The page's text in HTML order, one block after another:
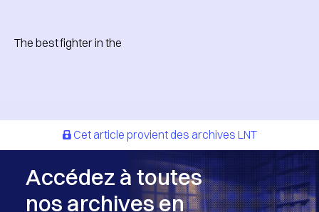
The best fighter in the
Cet article provient des archives LNT
Accédez à toutes
nos archives en